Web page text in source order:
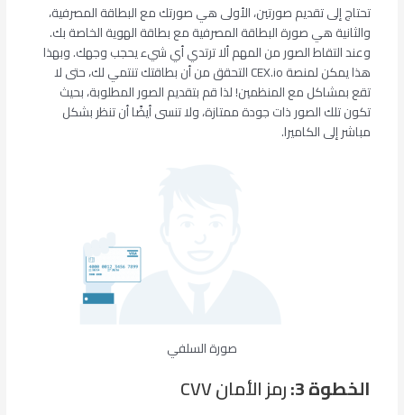
تحتاج إلى تقديم صورتين، الأولى هي صورتك مع البطاقة المصرفية،
والثانية هي صورة البطاقة المصرفية مع بطاقة الهوية الخاصة بك.
وعند التقاط الصور من المهم ألا ترتدي أي شيء يحجب وجهك. وبهذا
هذا يمكن لمنصة CEX.io التحقق من أن بطاقتك تنتمي لك، حتى لا
تقع بمشاكل مع المنظمين! لذا قم بتقديم الصور المطلوبة، بحيث
تكون تلك الصور ذات جودة ممتازة، ولا تنسى أيضًا أن تنظر بشكل
مباشر إلى الكاميرا.
صورة السلفي
الخطوة 3: رمز الأمان CVV